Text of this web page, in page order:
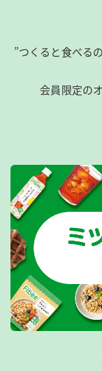
”つくると食べる
会員限定の